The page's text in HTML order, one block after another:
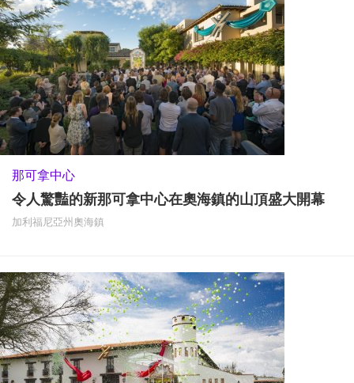
那可拿中心
令人驚豔的新那可拿中心在奧海鎮的山頂盛大開幕
加利福尼亞州奧海鎮